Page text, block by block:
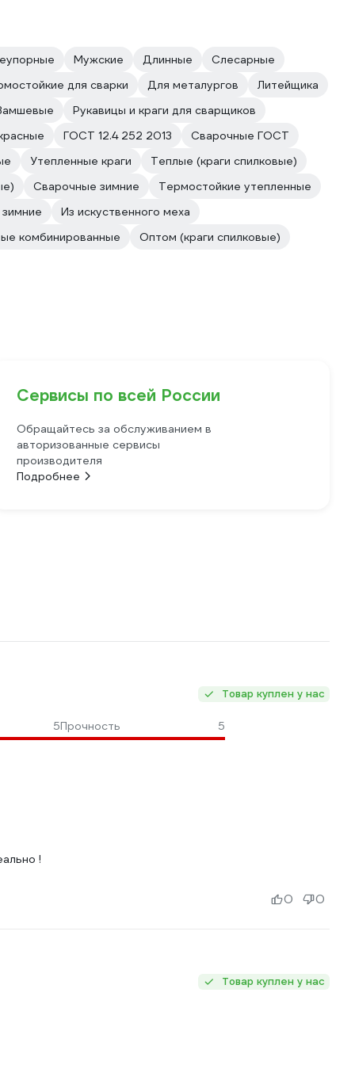
Мужские Длинные
Слесарные
для сварки
Для металургов
Литейщика
Рукавицы и краги для сварщиков
ГОСТ 12.4 252 2013
Сварочные ГОСТ
Утепленные краги
Теплые (краги спилковые)
Сварочные зимние
Термостойкие утепленные
Из искуственного меха
комбинированные
Оптом (краги спилковые)
Сервисы по всей России
Обращайтесь за обслуживанием в
авторизованные сервисы
производителя
Подробнее
Товар куплен у нас
5Прочность 5
!
0 0
Товар куплен у нас